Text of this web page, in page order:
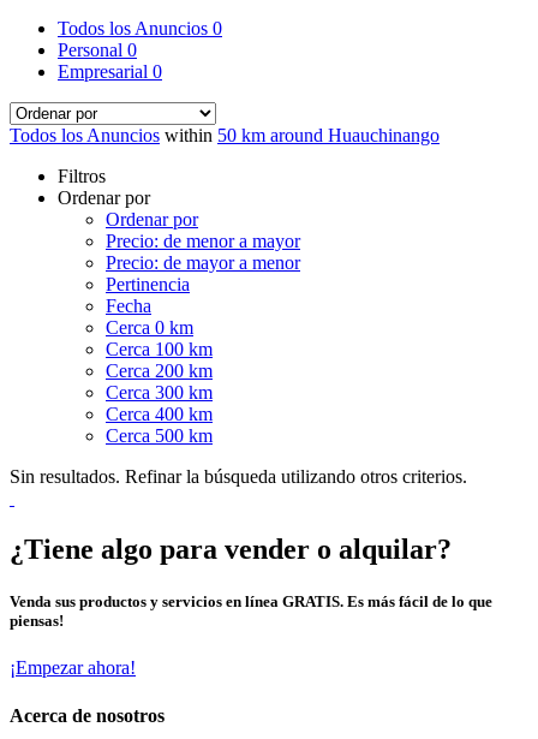
Todos los Anuncios 0
Personal 0
Empresarial 0
Todos los Anuncios within 50 km around Huauchinango
Filtros
Ordenar por
Ordenar por
Precio: de menor a mayor
Precio: de mayor a menor
Pertinencia
Fecha
Cerca 0 km
Cerca 100 km
Cerca 200 km
Cerca 300 km
Cerca 400 km
Cerca 500 km
Sin resultados. Refinar la búsqueda utilizando otros criterios.
¿Tiene algo para vender o alquilar?
Venda sus productos y servicios en línea GRATIS. Es más fácil de lo que
piensas!
¡Empezar ahora!
Acerca de nosotros